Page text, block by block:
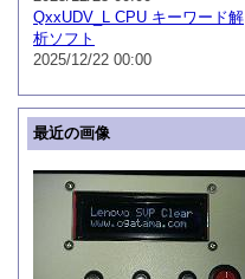
QxxUDV_L CPU キーワード解
析ソフト
2025/12/22 00:00
最近の画像